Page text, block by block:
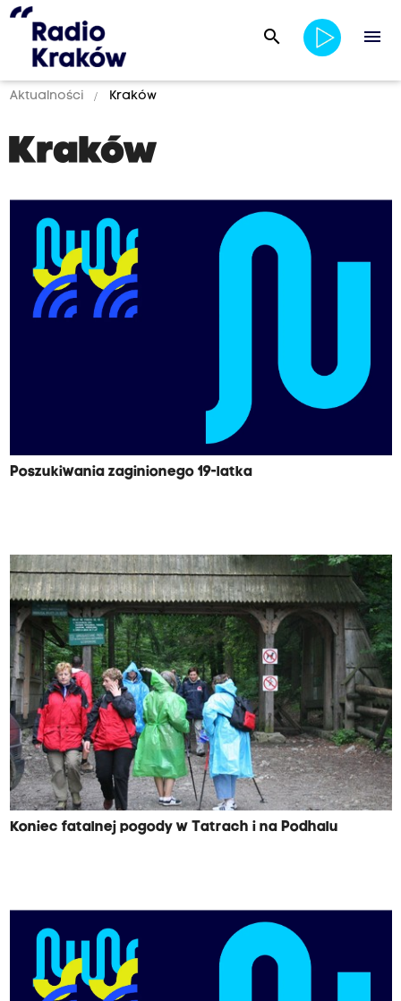
search menu
Aktualności Kraków
Kraków
Poszukiwania zaginionego 19-latka
Koniec fatalnej pogody w Tatrach i na Podhalu